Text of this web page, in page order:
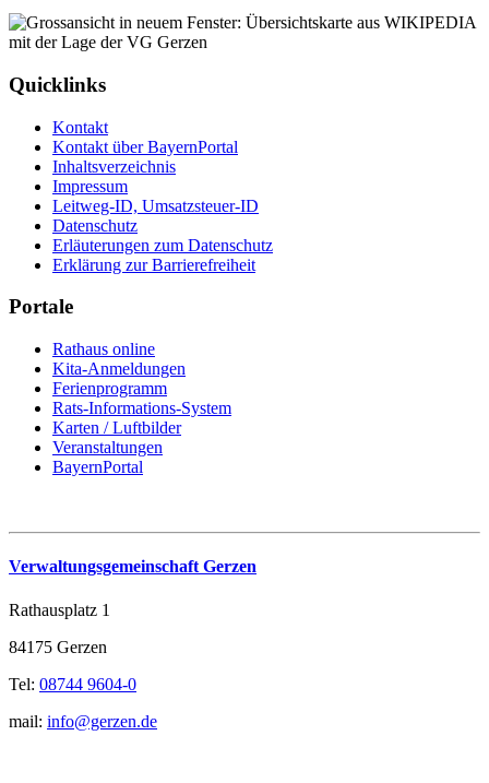
Quicklinks
Kontakt
Kontakt über BayernPortal
Inhaltsverzeichnis
Impressum
Leitweg-ID, Umsatzsteuer-ID
Datenschutz
Erläuterungen zum Datenschutz
Erklärung zur Barrierefreiheit
Portale
Rathaus online
Kita-Anmeldungen
Ferienprogramm
Rats-Informations-System
Karten / Luftbilder
Veranstaltungen
BayernPortal
Verwaltungsgemeinschaft Gerzen
Rathausplatz 1
84175 Gerzen
Tel: 08744 9604-0
mail: info@gerzen.de